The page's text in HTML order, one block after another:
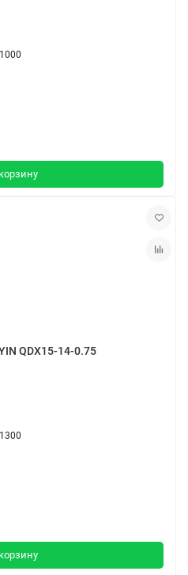
1000
QDX15-14-0.75
1300